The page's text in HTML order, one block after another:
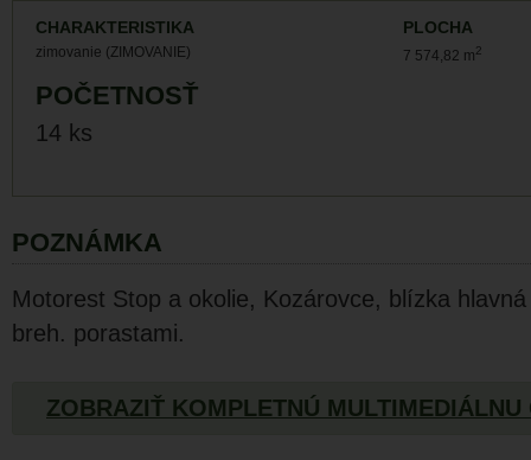
CHARAKTERISTIKA
zimovanie (ZIMOVANIE)
PLOCHA
7 574,82 m2
POČETNOSŤ
14 ks
POZNÁMKA
Motorest Stop a okolie, Kozárovce, blízka
breh. porastami.
ZOBRAZIŤ KOMPLETNÚ MULTIMEDIÁLNU